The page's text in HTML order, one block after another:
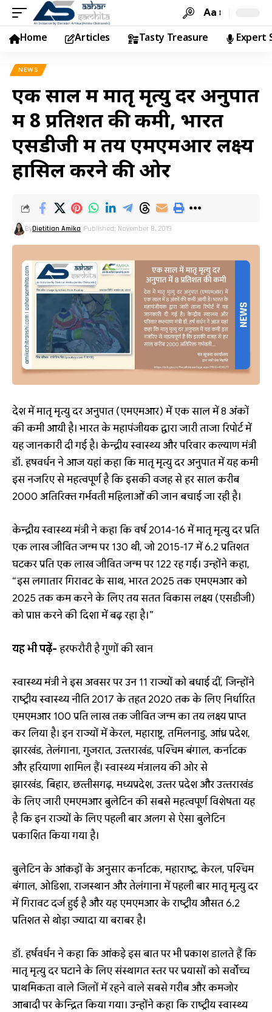
Aa
Home Articles Tasty Treasure Expert
NEWS
एक साल में मातृ मृत्‍यु दर अनुपात
में 8 प्रतिशत की कमी, भारत
एसडीजी में तय एमएमआर लक्ष्‍य
हासिल करने की ओर
ByDietitian Amika Published: November 8, 2019
देश में मातृ मृत्‍यु दर अनुपात (एमएमआर) में एक साल में 8 अंकों
की कमी आयी है। भारत के महापंजीयक द्वारा जारी ताजा रिपोर्ट में
यह जानकारी दी गई है। केन्‍द्रीय स्‍वास्‍थ्‍य और परिवार कल्‍याण मंत्री
डॉ. हषवर्धन ने आज यहां कहा कि मातृ मृत्‍यु दर अनुपात में यह कमी
इस नजरिए से महत्‍वपूर्ण है कि इसकी वजह से हर साल करीब
2000 अतिरिक्‍त गर्भवती महिलाओं की जान बचाई जा रही है।
केन्द्रीय स्वास्थ्य मंत्री ने कहा कि वर्ष 2014-16 में मातृ मृत्यु दर प्रति
एक लाख जीवित जन्म पर 130 थी, जो 2015-17 में 6.2 प्रतिशत
घटकर प्रति एक लाख जीवित जन्‍म पर 122 रह गई। उन्होंने कहा,
“इस लगातार गिरावट के साथ, भारत 2025 तक एमएमआर को
2025 तक कम करने के लिए तय सतत विकास लक्ष्य (एसडीजी)
को प्राप्त करने की दिशा में बढ़ रहा है।”
यह भी पढ़ें- हरफरौरी है गुणों की खान
स्‍वास्‍थ्‍य मंत्री ने इस अवसर पर उन 11 राज्‍यों को बधाई दीं, जिन्‍होंने
राष्‍ट्रीय स्‍वास्‍थ्‍य नीति 2017 के तहत 2020 तक के लिए निर्धारित
एमएमआर 100 प्रति लाख तक जीवित जन्‍म का तय लक्ष्‍य प्राप्‍त
कर लिया है। इन राज्‍यों में केरल, महाराष्ट्र, तमिलनाडु, आंध्र प्रदेश,
झारखंड, तेलंगाना, गुजरात, उत्‍तराखंड, पश्चिम बंगाल, कर्नाटक
और हरियाणा शामिल हैं। स्‍वास्‍थ्‍य मंत्रालय की ओर से
झारखंड, बिहार, छत्‍तीसगढ़, मध्‍यप्रदेश, उत्‍तर प्रदेश और उत्‍तराखंड
के लिए जारी एमएमआर बुलेटिन की सबसे महत्‍वपूर्ण विशेषता यह
है कि इन राज्‍यों के लिए पहली बार अलग से ऐसा बुलेटिन
प्रकाशित किया गया है।
बुलेटिन के आंकड़ों के अनुसार कर्नाटक, महाराष्‍ट्र, केरल, पश्चिम
बंगाल, ओडिशा, राजस्‍थान और तेलंगाना में पहली बार मातृ मृत्‍यु दर
में गिरावट दर्ज हुई है और यह एमएमआर के राष्‍ट्रीय औसत 6.2
प्रतिशत से थोड़ा ज्‍यादा या बराबर है।
डॉ. हर्षवर्धन ने कहा कि आंकड़े इस बात पर भी प्रकाश डालते हैं कि
मातृ मृत्‍यु दर घटाने के लिए संस्‍थागत स्‍तर पर प्रयासों को सर्वोच्‍च
प्राथमिकता वाले जिलों में रहने वाले सबसे गरीब और कमजोर
आबादी पर केन्द्रित किया गया। उन्‍होंने कहा कि राष्‍ट्रीय स्‍वास्‍थ्‍य